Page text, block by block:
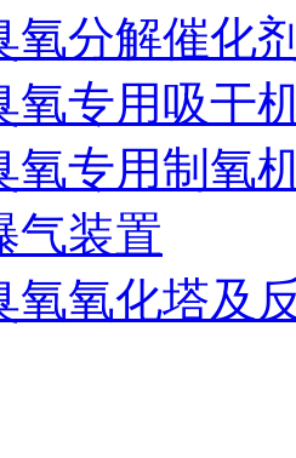
氧分解催化
氧专用吸干
氧专用制氧
气装置
氧氧化塔及